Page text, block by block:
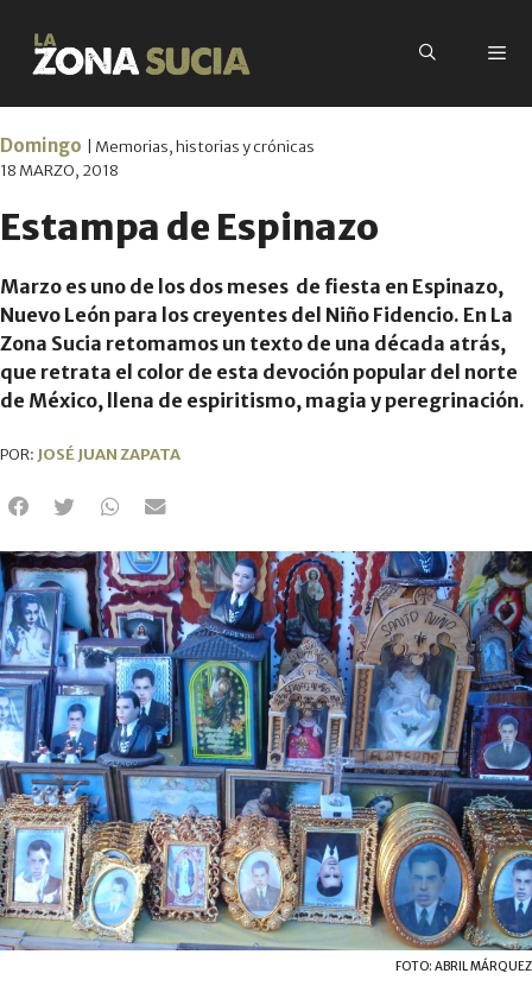
Domingo
| Memorias, historias y crónicas
18 MARZO, 2018
Estampa de Espinazo
Marzo es uno de los dos meses de fiesta en Espinazo,
Nuevo León para los creyentes del Niño Fidencio. En La
Zona Sucia retomamos un texto de una década atrás,
que retrata el color de esta devoción popular del norte
de México, llena de espiritismo, magia y peregrinación.
POR: JOSÉ JUAN ZAPATA
FOTO: ABRIL MÁRQUEZ